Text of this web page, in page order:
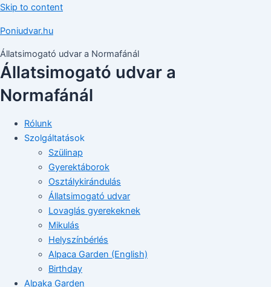
Skip to content
Poniudvar.hu
Állatsimogató udvar a Normafánál
Állatsimogató udvar a
Normafánál
Rólunk
Szolgáltatások
Szülinap
Gyerektáborok
Osztálykirándulás
Állatsimogató udvar
Lovaglás gyerekeknek
Mikulás
Helyszínbérlés
Alpaca Garden (English)
Birthday
Alpaka Garden